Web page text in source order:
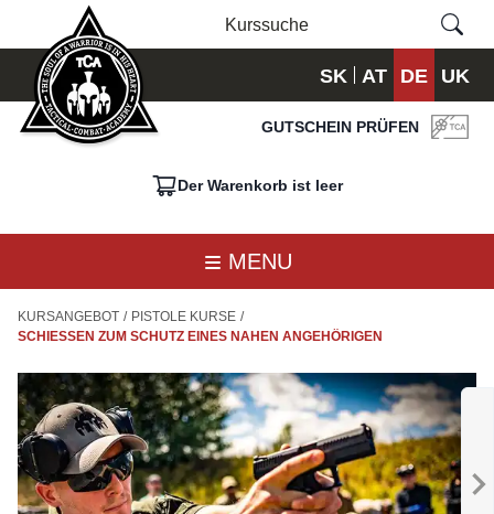
SK AT DE UK
GUTSCHEIN PRÜFEN
Der Warenkorb ist leer
MENU
KURSANGEBOT / PISTOLE KURSE /
SCHIESSEN ZUM SCHUTZ EINES NAHEN ANGEHÖRIGEN